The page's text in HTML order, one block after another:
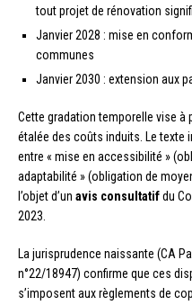
tout projet de rénovation
Janvier 2028 : mise en
communes
Janvier 2030 : extension aux
Cette gradation temporelle vise à
étalée des coûts induits. Le
entre « mise en accessibilité »
adaptabilité » (obligation de
l’objet d’un avis consultatifdu
2023.
La jurisprudence naissante (CA
n°22/18947) confirme que ces
s’imposent aux règlements de